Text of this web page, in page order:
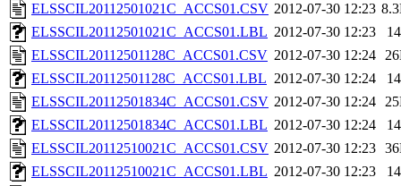
ELSSCIL20112501021C_ACCS01.CSV 2012-07-30 12:23
ELSSCIL20112501021C_ACCS01.LBL 2012-07-30 12:23
ELSSCIL20112501128C_ACCS01.CSV 2012-07-30 12:24
ELSSCIL20112501128C_ACCS01.LBL 2012-07-30 12:24
ELSSCIL20112501834C_ACCS01.CSV 2012-07-30 12:24
ELSSCIL20112501834C_ACCS01.LBL 2012-07-30 12:24
ELSSCIL20112510021C_ACCS01.CSV 2012-07-30 12:23
ELSSCIL20112510021C_ACCS01.LBL 2012-07-30 12:23